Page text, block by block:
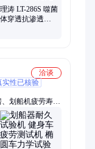
理涛 LT-286S 噬菌
体穿透抗渗透测
洽谈
实性已核验
划船机疲劳寿命
板硫化机、开炼